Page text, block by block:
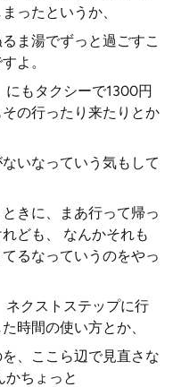
ったというか、
ま湯でずっと過ごすこ
よ。
もタクシーで1300円
の行ったり来たりとか
いなっていう気もして
きに、まあ行って帰っ
ども、 なんかそれも
るなっていうのをやっ
ネクストステップに行
時間の使い方とか、
、ここら辺で見直さな
かちょっと